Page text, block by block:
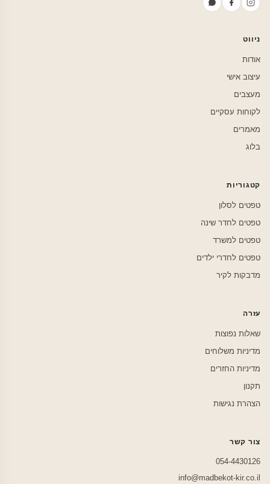
ניווט
אודות
עיצוב אישי
מעצבים
לקוחות עסקיים
מאמרים
בלוג
קטגוריות
טפטים לסלון
טפטים לחדר שינה
טפטים למשרד
טפטים לחדרי ילדים
מדבקות לקיר
עזרה
שאלות נפוצות
מדיניות משלוחים
מדיניות החזרים
תקנון
הצהרת נגישות
צור קשר
054-4430126
info@madbekot-kir.co.il